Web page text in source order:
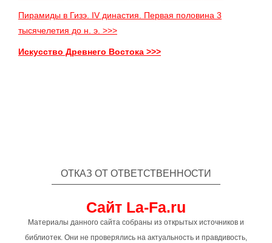
Пирамиды в Гизэ. IV династия. Первая половина 3
тысячелетия до н. э. >>>
Искусство Древнего Востока >>>
ОТКАЗ ОТ ОТВЕТСТВЕННОСТИ
Сайт La-Fa.ru
Материалы данного сайта собраны из открытых источников и
библиотек. Они не проверялись на актуальность и правдивость,